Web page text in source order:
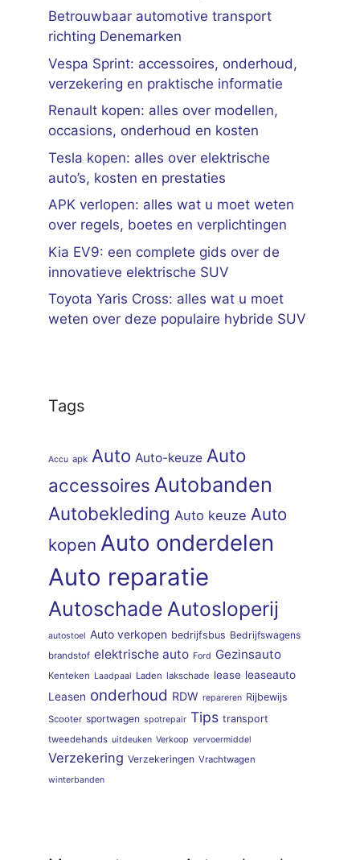
Betrouwbaar automotive transport
richting Denemarken
Vespa Sprint: accessoires, onderhoud,
verzekering en praktische informatie
Renault kopen: alles over modellen,
occasions, onderhoud en kosten
Tesla kopen: alles over elektrische
auto’s, kosten en prestaties
APK verlopen: alles wat u moet weten
over regels, boetes en verplichtingen
Kia EV9: een complete gids over de
innovatieve elektrische SUV
Toyota Yaris Cross: alles wat u moet
weten over deze populaire hybride SUV
Tags
Accu apk Auto Auto-keuze Auto
accessoires Autobanden
Autobekleding Auto keuze Auto
kopen Auto onderdelen
Auto reparatie
Autoschade Autosloperij
autostoel Auto verkopen bedrijfsbus Bedrijfswagens
brandstof elektrische auto Ford Gezinsauto
Kenteken Laadpaal Laden lakschade lease leaseauto
Leasen onderhoud RDW repareren Rijbewijs
Scooter sportwagen spotrepair Tips transport
tweedehands uitdeuken Verkoop vervoermiddel
Verzekering Verzekeringen Vrachtwagen
winterbanden